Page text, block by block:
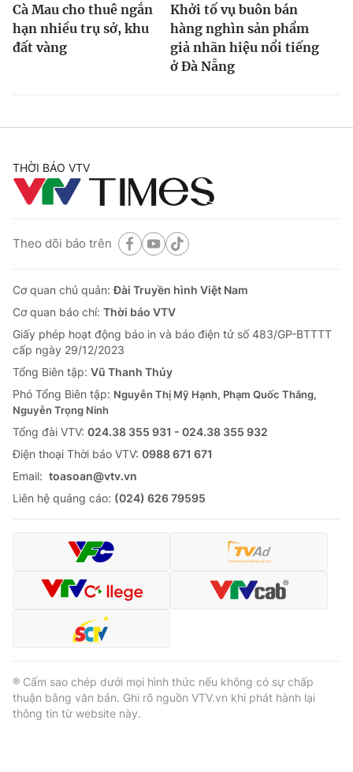
Cà Mau cho thuê ngắn
hạn nhiều trụ sở, khu
đất vàng
Khởi tố vụ buôn bán
hàng nghìn sản phẩm
giả nhãn hiệu nổi tiếng
ở Đà Nẵng
THỜI BÁO VTV
Theo dõi báo trên
Cơ quan chủ quản:Đài Truyền hình Việt Nam
Cơ quan báo chí: Thời báo VTV
Giấy phép hoạt động báo in và báo điện tử số 483/GP-BTTTT
cấp ngày 29/12/2023
Tổng Biên tập: Vũ Thanh Thủy
Phó Tổng Biên tập: Nguyễn Thị Mỹ Hạnh, Phạm Quốc Thắng,
Nguyễn Trọng Ninh
Tổng đài VTV: 024.38 355 931 - 024.38 355 932
Ðiện thoại Thời báo VTV: 0988 671 671
Email: toasoan@vtv.vn
Liên hệ quảng cáo: (024) 626 79595
® Cấm sao chép dưới mọi hình thức nếu không có sự chấp
thuận bằng văn bản. Ghi rõ nguồn VTV.vn khi phát hành lại
thông tin từ website này.